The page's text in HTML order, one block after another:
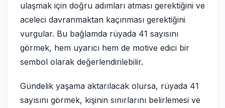
ulaşmak için doğru adımları atması gerektiğini ve
aceleci davranmaktan kaçınması gerektiğini
vurgular. Bu bağlamda rüyada 41 sayısını
görmek, hem uyarıcı hem de motive edici bir
sembol olarak değerlendirilebilir.
Gündelik yaşama aktarılacak olursa, rüyada 41
sayısını görmek, kişinin sınırlarını belirlemesi ve